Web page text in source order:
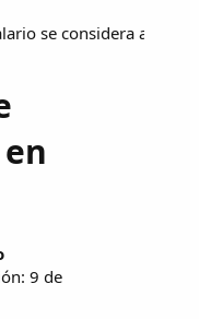
se considera alto en
9 de